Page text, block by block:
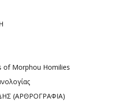
of Morphou Homilies
(ΑΡΘΡΟΓΡΑΦΙΑ)